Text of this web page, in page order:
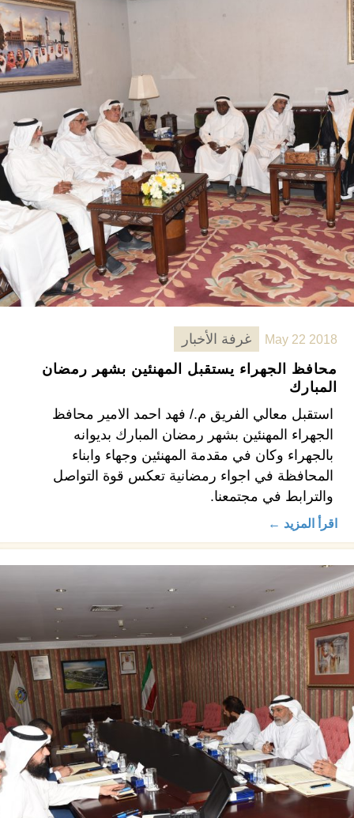
May 22 2018
غرفة الأخبار
محافظ الجهراء يستقبل المهنئين بشهر رمضان
المبارك
استقبل معالي الفريق م./ فهد احمد الامير محافظ
الجهراء المهنئين بشهر رمضان المبارك بديوانه
بالجهراء وكان في مقدمة المهنئين وجهاء وابناء
المحافظة في اجواء رمضانية تعكس قوة التواصل
والترابط في مجتمعنا.
اقرأ المزيد ←